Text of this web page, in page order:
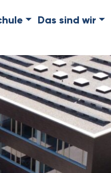
Das sind wir